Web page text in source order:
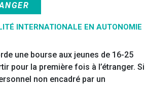
INTERNATIONALE EN AUTONOMIE
une bourse aux jeunes de 16-25
pour la première fois à l’étranger. Si
non encadré par un